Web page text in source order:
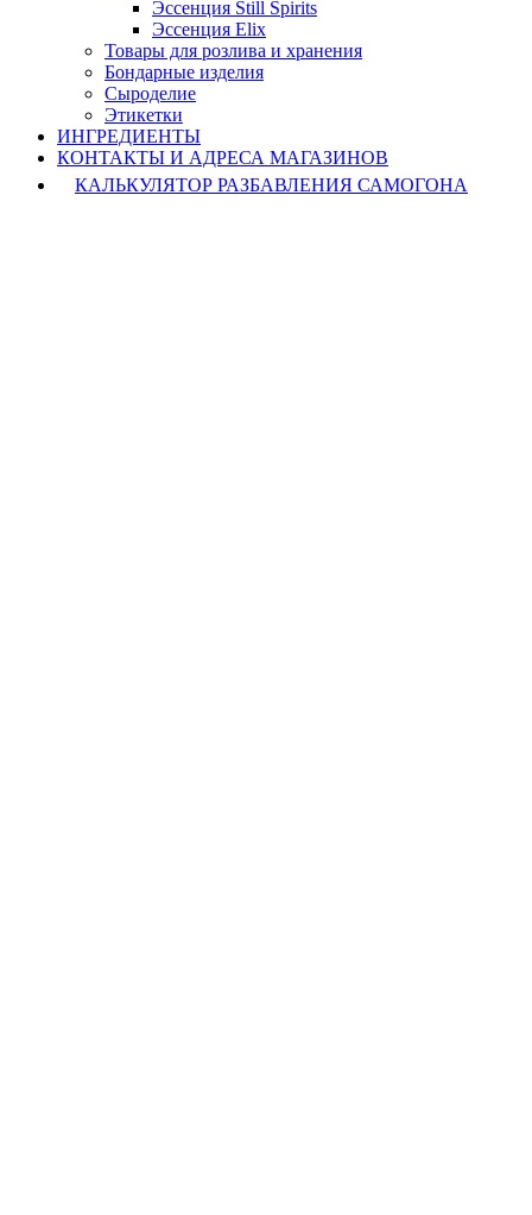
Эссенция Still Spirits
Эссенция Elix
Товары для розлива и хранения
Бондарные изделия
Cыроделие
Этикетки
ИНГРЕДИЕНТЫ
КОНТАКТЫ И АДРЕСА МАГАЗИНОВ
КАЛЬКУЛЯТОР РАЗБАВЛЕНИЯ САМОГОНА